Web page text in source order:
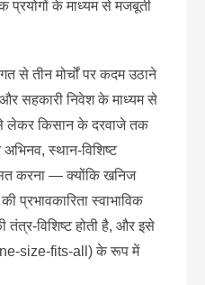
प्रयोगों के माध्यम से मजबूती
से तीन मोर्चों पर कदम उठाने
सहकारी निवेश के माध्यम से
से लेकर किसान के दरवाजे तक
स्थान-विशिष्ट
करना — क्योंकि खनिज
प्रभावकारिता स्वाभाविक
तंत्र-विशिष्ट होती है, और इसे
size-fits-all) के रूप में